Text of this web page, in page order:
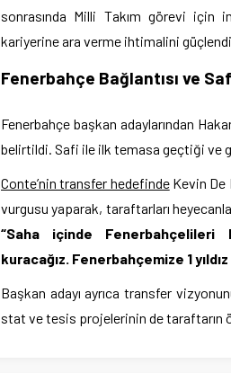
sonrasında Milli Takım görevi için
kariyerine ara verme ihtimalini
Fenerbahçe Bağlantısı ve
Fenerbahçe başkan adaylarından
belirtildi. Safi ile ilk temasa geçtiği ve
Conte’nin transfer hedefindeKevin De
vurgusu yaparak, taraftarları
“Saha içinde Fenerbahçelileri
kuracağız. Fenerbahçemize 1
Başkan adayı ayrıca transfer
stat ve tesis projelerinin de taraftarın